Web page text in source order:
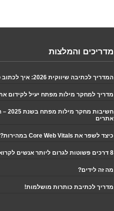
מדריכים והמלצות
המדריך לכתיבה שיווקית 2026: איך לכתוב טקסט שבאמת מוכר
מדריך למחקר מילות מפתח יעיל לקידום
אתרים
כיצד לשפר את Core Web Vitals במהירות?
8 דרכים פשוטות לגרום ליותר אנשים לקרוא את התוכן שלך
מה זה לידים?
מדריך לכתיבת כותרות מושלמות!